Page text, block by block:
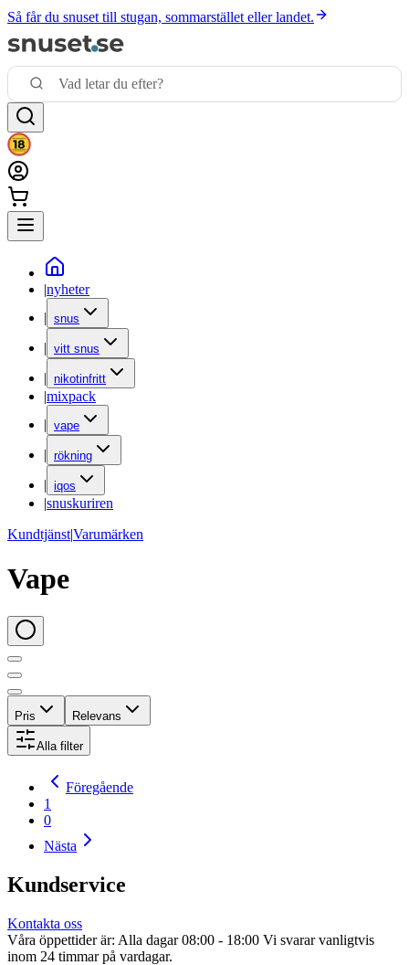
Så får du snuset till stugan, sommarstället eller landet.
|nyheter
| snus
| vitt snus
| nikotinfritt
|mixpack
| vape
| rökning
| iqos
|snuskuriren
Kundtjänst|Varumärken
Vape
Pris Relevans
Alla filter
Föregående
1
0
Nästa
Kundservice
Kontakta oss
Våra öppettider är: Alla dagar 08:00 - 18:00 Vi svarar vanligtvis
inom 24 timmar på vardagar.